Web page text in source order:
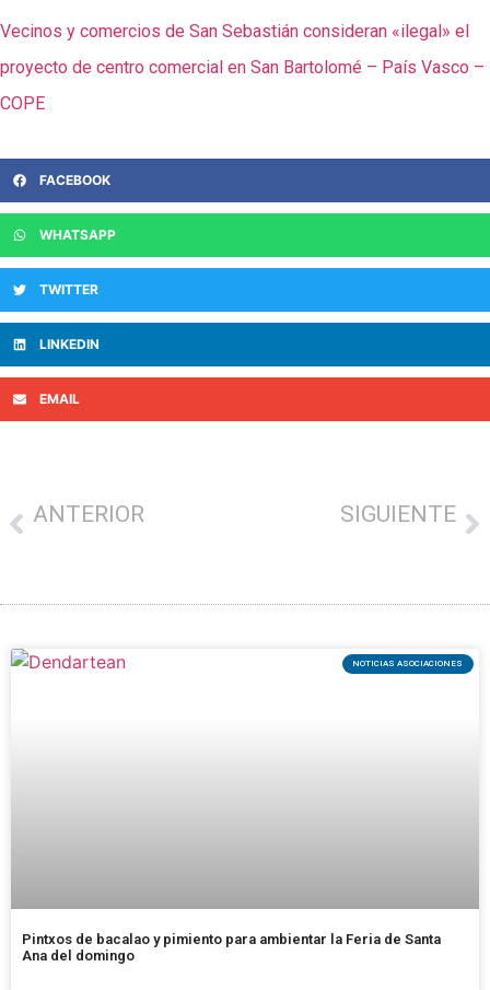
Vecinos y comercios de San Sebastián consideran «ilegal» el
proyecto de centro comercial en San Bartolomé – País Vasco –
COPE
FACEBOOK
WHATSAPP
TWITTER
LINKEDIN
EMAIL
ANTERIOR SIGUIENTE
NOTICIAS ASOCIACIONES
Pintxos de bacalao y pimiento para ambientar la Feria de Santa
Ana del domingo